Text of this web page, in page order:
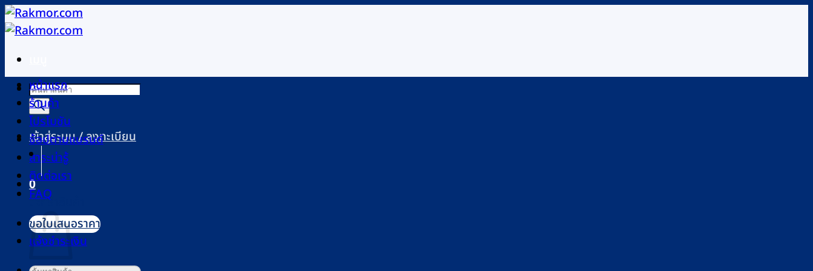
ข้าม
ไป
เนื้อหา
Products
search
เข้าสู่ระบบ / ลงทะเบียน
0
ตะกร้าสินค้า
หน้าแรก
ร้านค้า
โปรโมชัน
ช้อปตามแบรนด์
สาระน่ารู้
ติดต่อเรา
FAQ
ขอใบเสนอราคา
แจ้งชำระเงิน